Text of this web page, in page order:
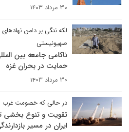
۳۰ مرداد ۱۴۰۳
لکه ننگی بر دامن
صهیونیستی
ناکامی جامعه بین
حمایت در بحران غزه
۳۰ مرداد ۱۴۰۳
در حالی که خصومت غرب
تقویت و تنوع بخشی
ایران در مسیر